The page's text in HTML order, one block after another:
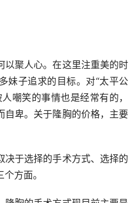
以聚人心。在这里注重美的时
妹子追求的目标。对“太平公
嘲笑的事情也是经常有的，
自卑。关于隆胸的价格，主要
决于选择的手术方式、选择的
方面。